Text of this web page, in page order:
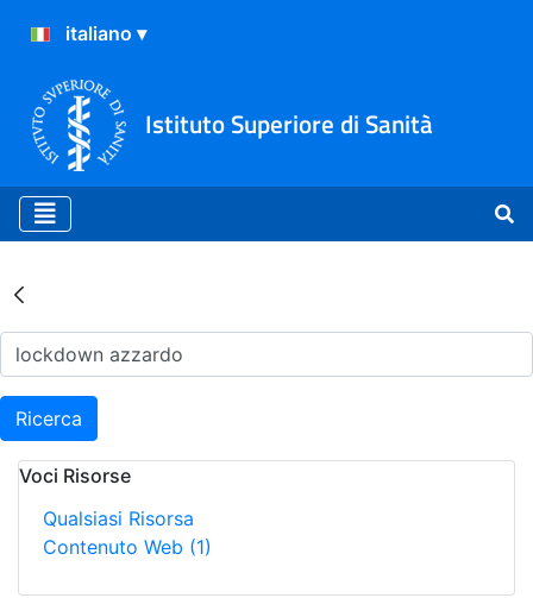
Istituto Superiore di Sanità
Risultati della Ricerca -
Ricerca
Voci Risorse
Qualsiasi Risorsa
Contenuto Web (1)